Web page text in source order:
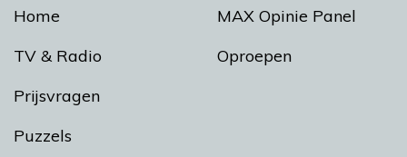
Home
TV & Radio
Prijsvragen
Puzzels
MAX Opinie Panel
Oproepen